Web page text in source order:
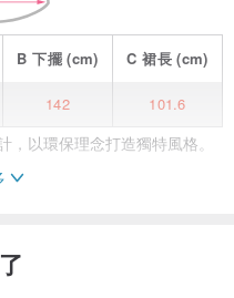
B下擺(cm) C裙長(cm)
142 101.6
以環保理念打造獨特風格。
。